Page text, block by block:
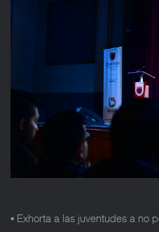
▪️ Exhorta a las juventudes a no